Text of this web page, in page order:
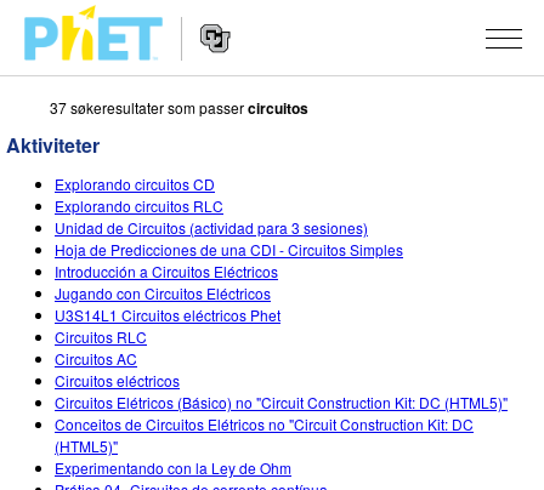
Search
the
PhET
Website
Navigation
SIMULERINGER
All Sims
Fysikk
Matte
Kjemi
Geofag
Biologi
STUDIO
About Studio
Customizable Sims
Start a Free Trial
Purchase a License
TEACHING
Bla i aktiviteter
Del dine aktiviteter
Activity Contribution Guidelines
Virtual Workshops
FORSKNING
INITIATIVES
Inclusive Design
PhET Global
LOGG INN / REGISTER
37 søkeresultater som passercircuitos
Aktiviteter
Explorando circuitos CD
Explorando circuitos RLC
Unidad de Circuitos (actividad para 3 sesiones)
Hoja de Predicciones de una CDI - Circuitos Simples
Introducción a Circuitos Eléctricos
Jugando con Circuitos Eléctricos
U3S14L1 Circuitos eléctricos Phet
Circuitos RLC
Circuitos AC
Circuitos eléctricos
Circuitos Elétricos (Básico) no "Circuit Construction Kit: DC (HTML5)"
Conceitos de Circuitos Elétricos no "Circuit Construction Kit: DC
(HTML5)"
Experimentando con la Ley de Ohm